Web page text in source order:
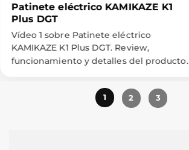
Patinete eléctrico KAMIKAZE K1
Plus DGT
Vídeo 1 sobre Patinete eléctrico
KAMIKAZE K1 Plus DGT. Review,
funcionamiento y detalles del producto.
1 2 3